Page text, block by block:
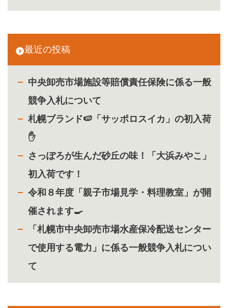
最近の投稿
中央卸売市場施設等賠償責任保険に係る一般
競争入札について
札幌ブランド🍉「サッポロスイカ」の初入荷
✋
さっぽろが生んだ砂丘の味！「大浜みやこ」
初入荷です！
令和８年度「親子市場見学・料理教室」が開
催されます🍳
「札幌市中央卸売市場水産保冷配送センター
で使用する電力」に係る一般競争入札につい
て